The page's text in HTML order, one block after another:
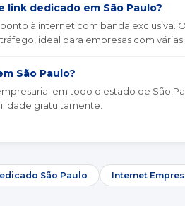
link dedicado em São Paulo?
à internet com banda exclusiva.
ideal para empresas com várias
São Paulo?
em todo o estado de São
gratuitamente.
São Paulo Internet